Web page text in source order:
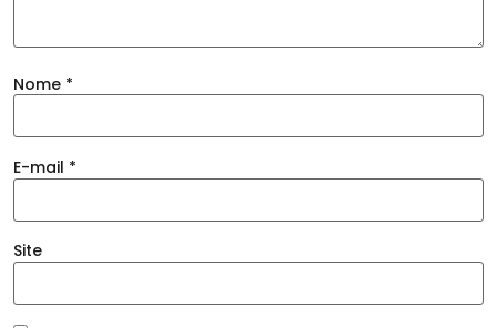
Nome *
E-mail *
Site